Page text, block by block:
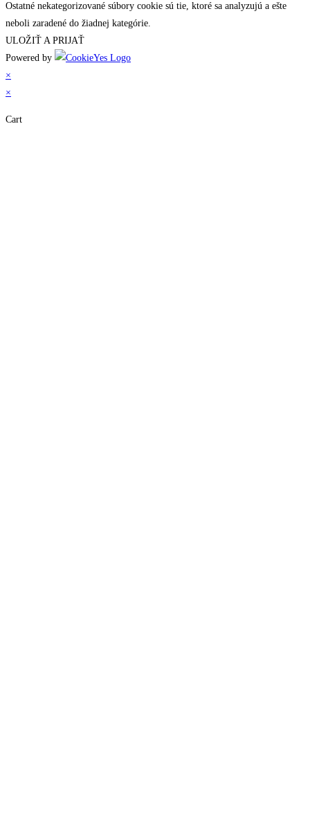
Ostatné nekategorizované súbory cookie sú tie, ktoré sa analyzujú a ešte
neboli zaradené do žiadnej kategórie.
ULOŽIŤ A PRIJAŤ
Powered by
×
×
Cart